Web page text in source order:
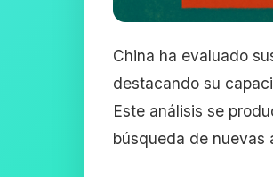
China ha evaluado
destacando su
Este análisis se
búsqueda de nuevas